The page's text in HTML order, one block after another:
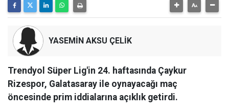
YASEMİN AKSU ÇELİK
Trendyol Süper Lig'in 24. haftasında Çaykur
Rizespor, Galatasaray ile oynayacağı maç
öncesinde prim iddialarına açıklık getirdi.